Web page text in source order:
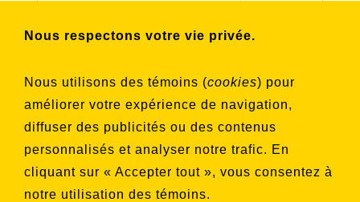
Nous respectons votre vie privée.
Nous utilisons des témoins (cookies) pour
améliorer votre expérience de navigation,
diffuser des publicités ou des contenus
personnalisés et analyser notre trafic. En
cliquant sur « Accepter tout », vous consentez à
notre utilisation des témoins.
souhaitez vous inscrire
Aucune liste sélectionnée
S'INSCRIRE